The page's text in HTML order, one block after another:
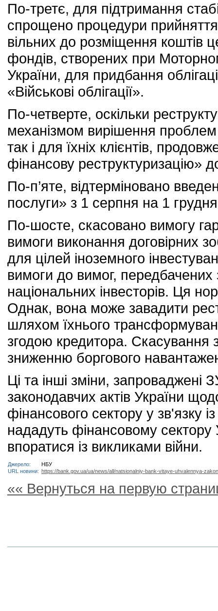
По-третє, для підтримання
спрощено процедури
вільних до розміщення коштів
фондів, створених при
України, для придбання
«Військові облігації».
По-четверте, оскільки
механізмом вирішення проблем
так і для їхніх клієнтів,
фінансову реструктуризацію»
По-п’яте, відтерміновано
послуги» з 1 серпня на 1
По-шосте, скасовано вимогу
вимоги виконання договірних
для цілей іноземного
вимоги до вимог,
національних інвесторів. Ця
Однак, вона може завадити
шляхом їхнього
згодою кредитора. Скасування
зниженню боргового
Ці та інші зміни,
законодавчих актів України
фінансового сектору у зв'язку
нададуть фінансовому сектору
впоратися із викликами війни.
Джерело:
НБУ
URL новини: https://bank.gov.ua/ua/news/all/natsionalniy-bank-vitaye-uhvalennya-
«« Вернуться на первую